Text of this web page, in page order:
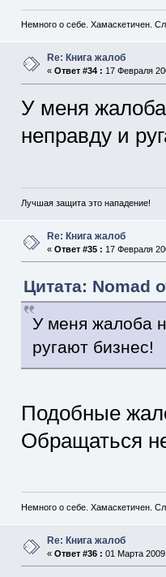
Немного о себе. Хамаскетичен.
Re: Книга жалоб
« Ответ #34 : 17 Февраля
У меня
неправду и
Лучшая защита это нападение!
Re: Книга жалоб
« Ответ #35 : 17 Февраля
Цитата: Nomad
У меня жалоба
ругают бизнес!
Подобные
Обращаться
Немного о себе. Хамаскетичен.
Re: Книга жалоб
« Ответ #36 : 01 Марта